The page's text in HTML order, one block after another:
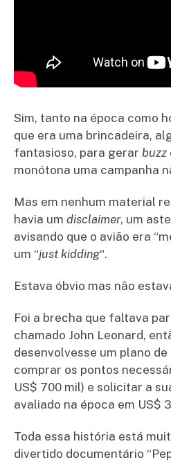
Sim, tanto na época como
que era uma brincadeira,
fantasioso, para gerar buzz
monótona uma campanha
Mas em nenhum material
havia um disclaimer, um
avisando que o avião era
um “just kidding“.
Estava óbvio mas não
Foi a brecha que faltava
chamado John Leonard,
desenvolvesse um plano
comprar os pontos
US$ 700 mil) e solicitar a
avaliado na época em US$
Toda essa história está
divertido documentário